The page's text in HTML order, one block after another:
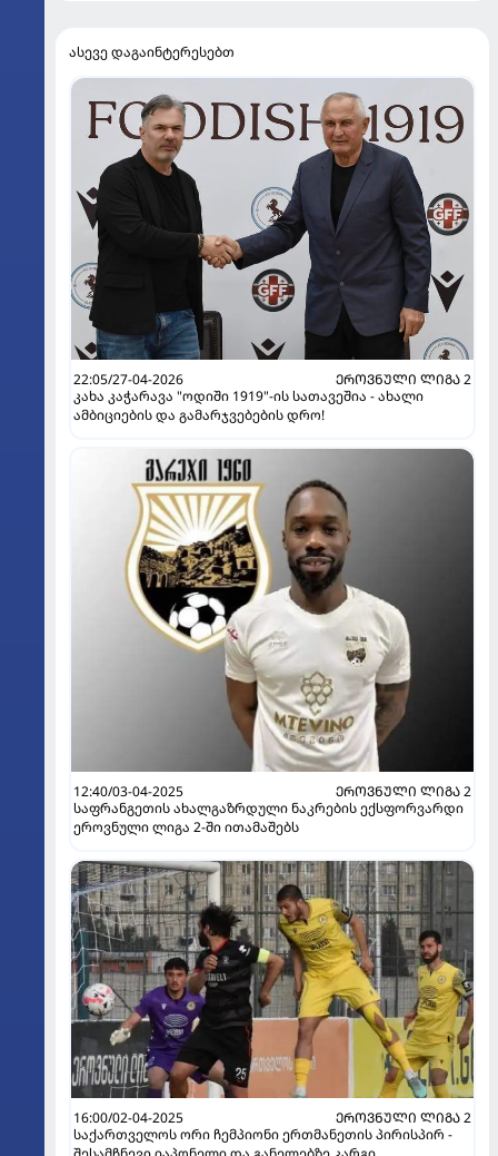
ასევე დაგაინტერესებთ
22:05/27-04-2026
ᲔᲠᲝᲕᲜᲣᲚᲘ ᲚᲘᲒᲐ 2
კახა კაჭარავა "ოდიში 1919"-ის სათავეშია - ახალი
ამბიციების და გამარჯვებების დრო!
12:40/03-04-2025
ᲔᲠᲝᲕᲜᲣᲚᲘ ᲚᲘᲒᲐ 2
საფრანგეთის ახალგაზრდული ნაკრების ექსფორვარდი
ეროვნული ლიგა 2-ში ითამაშებს
16:00/02-04-2025
ᲔᲠᲝᲕᲜᲣᲚᲘ ᲚᲘᲒᲐ 2
საქართველოს ორი ჩემპიონი ერთმანეთის პირისპირ -